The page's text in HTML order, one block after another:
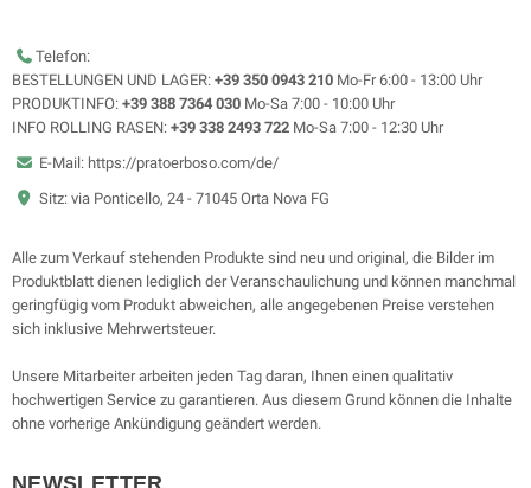
Telefon:
BESTELLUNGEN UND LAGER: +39 350 0943 210 Mo-Fr 6:00 - 13:00 Uhr
PRODUKTINFO: +39 388 7364 030 Mo-Sa 7:00 - 10:00 Uhr
INFO ROLLING RASEN: +39 338 2493 722 Mo-Sa 7:00 - 12:30 Uhr
E-Mail: https://pratoerboso.com/de/
Sitz: via Ponticello, 24 - 71045 Orta Nova FG
Alle zum Verkauf stehenden Produkte sind neu und original, die Bilder im
Produktblatt dienen lediglich der Veranschaulichung und können manchmal
geringfügig vom Produkt abweichen, alle angegebenen Preise verstehen
sich inklusive Mehrwertsteuer.
Unsere Mitarbeiter arbeiten jeden Tag daran, Ihnen einen qualitativ
hochwertigen Service zu garantieren. Aus diesem Grund können die Inhalte
ohne vorherige Ankündigung geändert werden.
NEWSLETTER